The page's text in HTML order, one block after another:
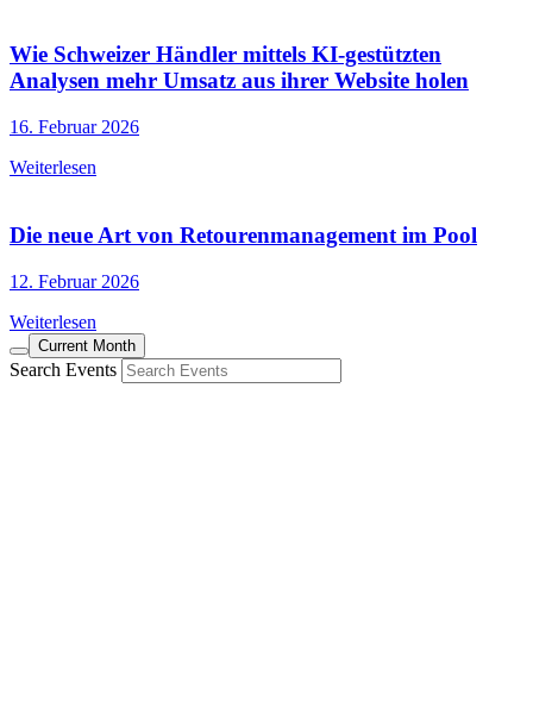
Wie Schweizer Händler mittels KI-gestützten
Analysen mehr Umsatz aus ihrer Website holen
16. Februar 2026
Weiterlesen
Die neue Art von Retourenmanagement im Pool
12. Februar 2026
Weiterlesen
Current Month
Search Events